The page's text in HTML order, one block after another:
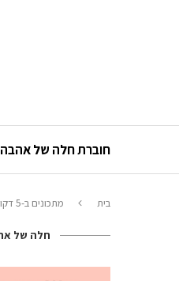
חוברת חלה של אהבה
בית מתכונים ב-5 דקות
חלה של